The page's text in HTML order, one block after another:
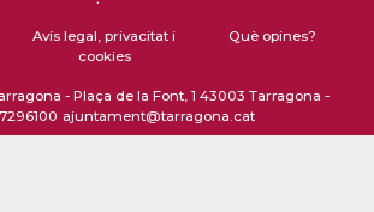
Avís legal, privacitat i
cookies
Què opines?
- Plaça de la Font, 1 43003 Tarragona -
ajuntament@tarragona.cat